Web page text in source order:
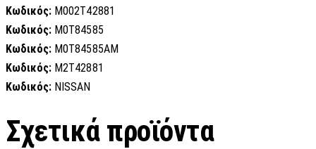
Κωδικός: M002T42881
Κωδικός: M0T84585
Κωδικός: M0T84585AM
Κωδικός: M2T42881
Κωδικός: NISSAN
Σχετικά προϊόντα